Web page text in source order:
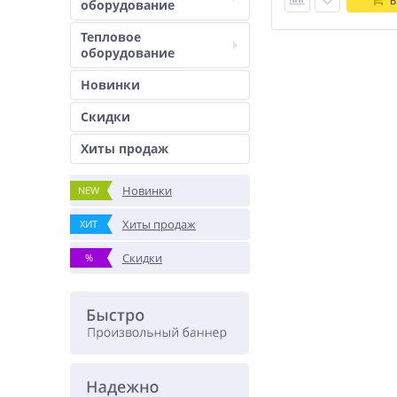
оборудование
Тепловое
оборудование
Новинки
Скидки
Хиты продаж
NEW Новинки
ХИТ Хиты продаж
% Скидки